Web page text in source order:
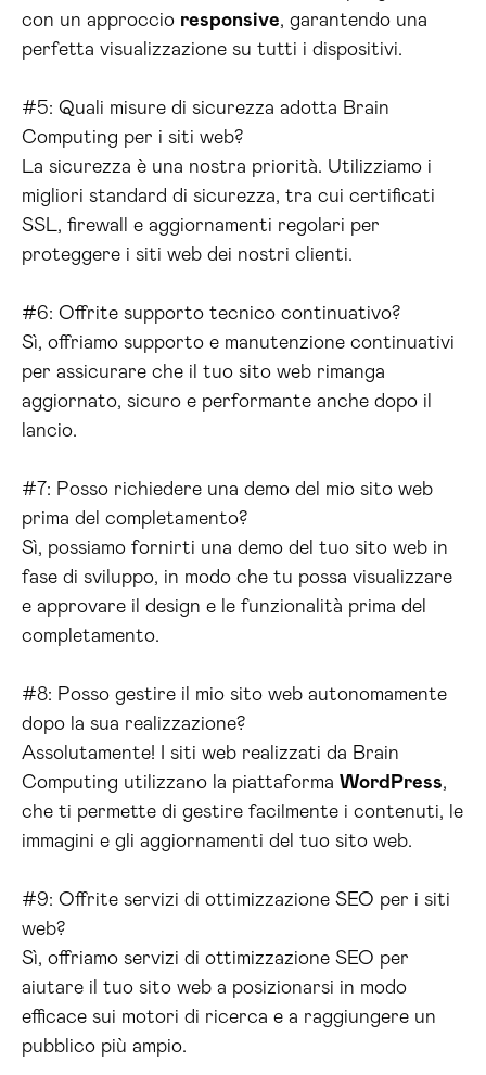
con un approccio responsive, garantendo una
perfetta visualizzazione su tutti i dispositivi.
#5: Quali misure di sicurezza adotta Brain
Computing per i siti web?
La sicurezza è una nostra priorità. Utilizziamo i
migliori standard di sicurezza, tra cui certificati
SSL, firewall e aggiornamenti regolari per
proteggere i siti web dei nostri clienti.
#6: Offrite supporto tecnico continuativo?
Sì, offriamo supporto e manutenzione continuativi
per assicurare che il tuo sito web rimanga
aggiornato, sicuro e performante anche dopo il
lancio.
#7: Posso richiedere una demo del mio sito web
prima del completamento?
Sì, possiamo fornirti una demo del tuo sito web in
fase di sviluppo, in modo che tu possa visualizzare
e approvare il design e le funzionalità prima del
completamento.
#8: Posso gestire il mio sito web autonomamente
dopo la sua realizzazione?
Assolutamente! I siti web realizzati da Brain
Computing utilizzano la piattaforma WordPress,
che ti permette di gestire facilmente i contenuti, le
immagini e gli aggiornamenti del tuo sito web.
#9: Offrite servizi di ottimizzazione SEO per i siti
web?
Sì, offriamo servizi di ottimizzazione SEO per
aiutare il tuo sito web a posizionarsi in modo
efficace sui motori di ricerca e a raggiungere un
pubblico più ampio.